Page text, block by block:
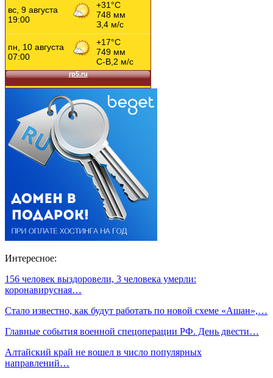
Интересное:
156 человек выздоровели, 3 человека умерли:
коронавирусная…
Стало известно, как будут работать по новой схеме «Ашан»,…
Главные события военной спецоперации РФ. День двести…
Алтайский край не вошел в число популярных
направлений…